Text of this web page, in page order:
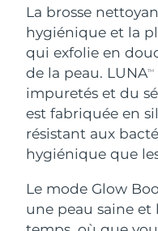
La brosse
hygiénique et la
qui exfolie en
de la peau. LUNATM
impuretés et du
est fabriquée en
résistant aux
hygiénique que
Le mode Glow
une peau saine
Anti-
Massage,
Hydratation
UFO™
Deep
UFO™
Near-
device
issa™ 4
Hybrid
Smart
FAQ™
Anti-âge
Bermudes
Bosnie-
Brunei
Bulgarie
Canada
Chili